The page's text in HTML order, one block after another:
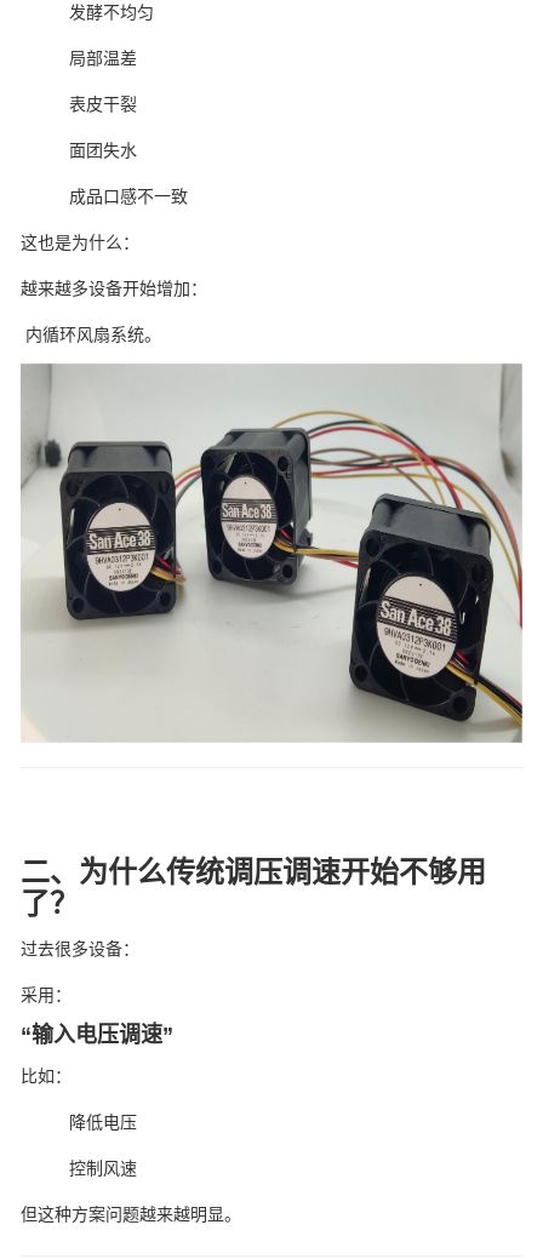
发酵不均匀
局部温差
表皮干裂
面团失水
成品口感不一致
这也是为什么：
越来越多设备开始增加：
内循环风扇系统。
二、为什么传统调压调速开始不够用
了？
过去很多设备：
采用：
“输入电压调速”
比如：
降低电压
控制风速
但这种方案问题越来越明显。